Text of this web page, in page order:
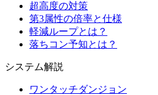
超高度の対策
第3属性の倍率と仕様
軽減ループとは？
落ちコン予知とは？
システム解説
ワンタッチダンジョン